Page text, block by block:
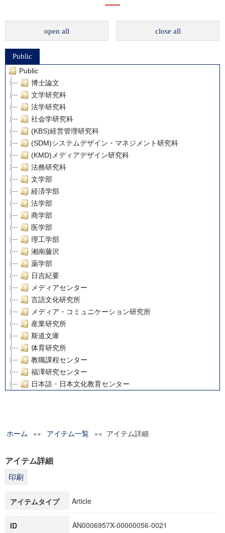
open all close all
Public
Public
博士論文
文学研究科
法学研究科
社会学研究科
(KBS)経営管理研究科
(SDM)システムデザイン・マネジメント研究科
(KMD)メディアデザイン研究科
法務研究科
文学部
経済学部
法学部
商学部
医学部
理工学部
湘南藤沢
薬学部
日吉紀要
メディアセンター
言語文化研究所
メディア・コミュニケーション研究所
産業研究所
斯道文庫
体育研究所
教職課程センター
福澤研究センター
日本語・日本文化教育センター
グローバルリサーチインスティテュート
科学研究費補助金研究成果報告書
博士課程教育リーディングプログラム「超成熟社会発展のサ
ホーム »» アイテム一覧 »» アイテム詳細
アイテム詳細
アイテムタイプ Article
ID AN0006957X-00000056-0021